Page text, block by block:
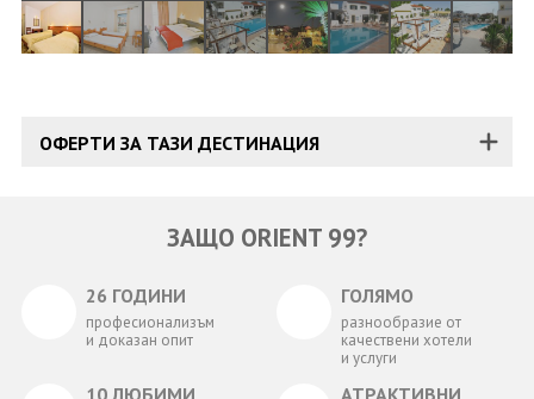
ОФЕРТИ ЗА ТАЗИ ДЕСТИНАЦИЯ
ЗАЩО ORIENT 99?
26 ГОДИНИ
професионализъм
и доказан опит
ГОЛЯМО
разнообразие от
качествени хотели
и услуги